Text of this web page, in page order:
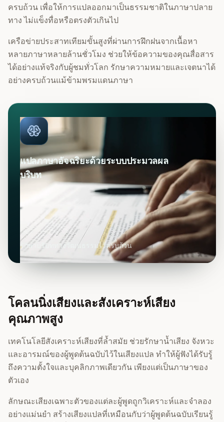
ครบถ้วน เพื่อให้การแปลออกมาเป็นธรรมชาติในภาษาปลาย
ทาง ไม่แข็งทื่อหรือตรงตัวเกินไป
เครือข่ายประสาทเทียมขั้นสูงที่ผ่านการฝึกฝนจากเนื้อหา
หลายภาษาหลายล้านชั่วโมง ช่วยให้ข้อความของคุณสื่อสาร
ได้อย่างแท้จริงกับผู้ชมทั่วโลก รักษาความหมายและเจตนาได้
อย่างครบถ้วนแม้ข้ามพรมแดนภาษา
แปลภาษาอัจฉริยะด้วยระบบประมวลผล
บริบท
รักษาบริบททางวัฒนธรรมไว้ครบถ้วน
โคลนนิ่งเสียงและสังเคราะห์เสียง
คุณภาพสูง
เทคโนโลยีสังเคราะห์เสียงที่ล้ำสมัย ช่วยรักษาน้ำเสียง จังหวะ
และอารมณ์ของผู้พูดต้นฉบับไว้ในเสียงแปล ทำให้ผู้ฟังได้รับรู้
ถึงความตั้งใจและบุคลิกภาพเดียวกัน เพียงแต่เป็นภาษาของ
ตัวเอง
ลักษณะเสียงเฉพาะตัวของแต่ละผู้พูดถูกวิเคราะห์และจำลอง
อย่างแม่นยำ สร้างเสียงแปลที่เหมือนกับว่าผู้พูดต้นฉบับเรียนรู้